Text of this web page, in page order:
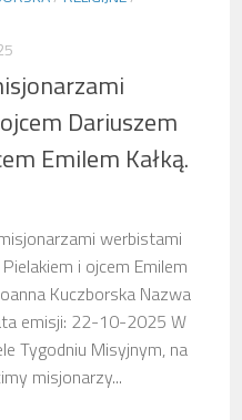
Dariuszem
Emilem Kałką.
werbistami
i ojcem Emilem
Kuczborska Nazwa
emisji: 22-10-2025 W
Tygodniu Misyjnym, na
misjonarzy...